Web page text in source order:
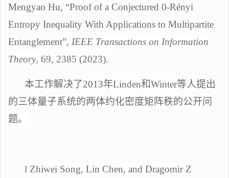
Mengyao Hu, “Proof of a Conjectured 0-Rényi
Entropy Inequality With Applications to Multipartite
Entanglement”, IEEE Transactions on Information
Theory, 69, 2385 (2023).
本工作解决了2013年Linden和Winter等人提出
的三体量子系统的两体约化密度矩阵秩的公开问
题。
l Zhiwei Song, Lin Chen, and Dragomir Z